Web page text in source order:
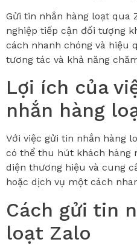
Gửi tin nhắn hàng loạt qua
nghiệp tiếp cận đối tượng
cách nhanh chóng và hiệu
tương tác và khả năng
Lợi ích của
nhắn hàng
Với việc gửi tin nhắn hàng
có thể thu hút khách hàng
diện thương hiệu và cung
hoặc dịch vụ một cách
Cách gửi tin
loạt Zalo